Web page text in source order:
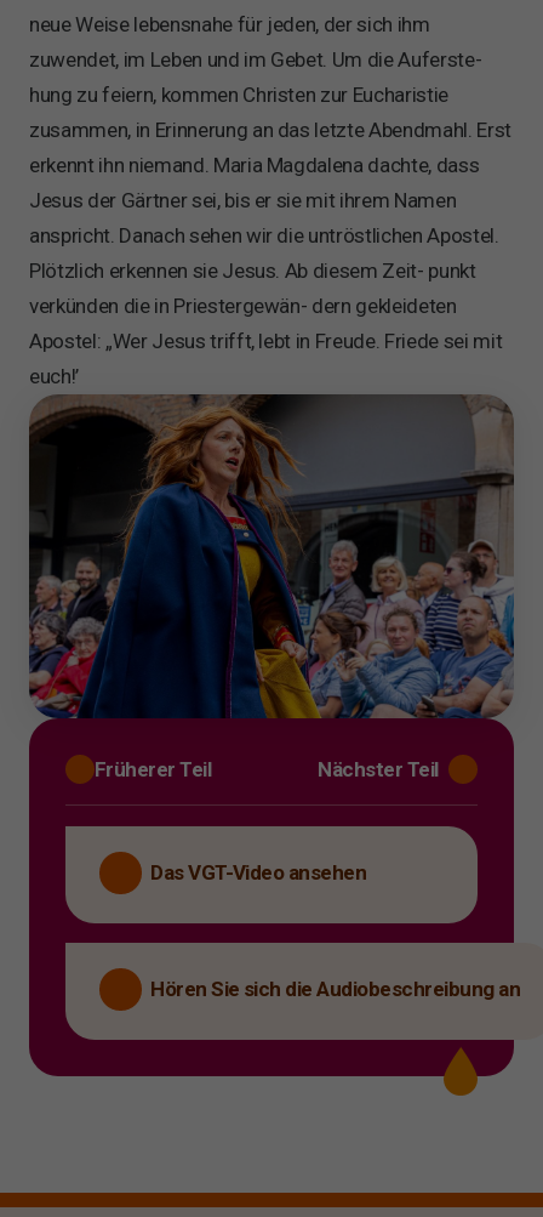
neue Weise lebensnahe für jeden, der sich ihm
zuwendet, im Leben und im Gebet. Um die Auferste-
hung zu feiern, kommen Christen zur Eucharistie
zusammen, in Erinnerung an das letzte Abendmahl. Erst
erkennt ihn niemand. Maria Magdalena dachte, dass
Jesus der Gärtner sei, bis er sie mit ihrem Namen
anspricht. Danach sehen wir die untröstlichen Apostel.
Plötzlich erkennen sie Jesus. Ab diesem Zeit- punkt
verkünden die in Priestergewän- dern gekleideten
Apostel: „Wer Jesus trifft, lebt in Freude. Friede sei mit
euch!’
Früherer Teil Nächster Teil
Das VGT-Video ansehen
Hören Sie sich die Audiobeschreibung an